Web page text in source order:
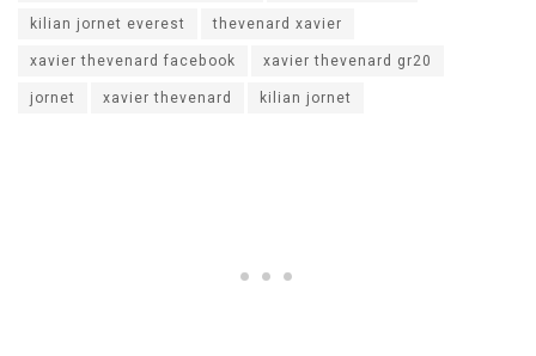
kilian jornet everest
thevenard xavier
xavier thevenard facebook
xavier thevenard gr20
jornet
xavier thevenard kilian jornet